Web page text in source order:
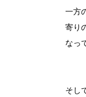
一方
寄り
なっ
そし